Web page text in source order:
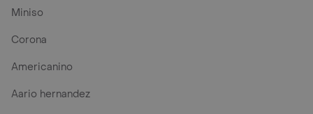
Miniso
Corona
Americanino
Aario hernandez